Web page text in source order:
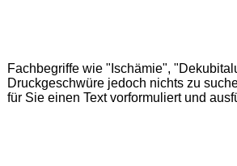
Fachbegriffe wie "Ischämie",
Druckgeschwüre jedoch nichts zu
für Sie einen Text vorformuliert und